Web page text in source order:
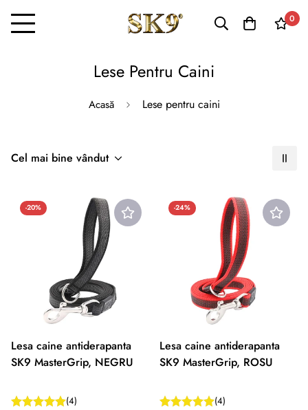
0
Lese Pentru Caini
Acasă Lese pentru caini
Cel mai bine vândut
-20%
Lesa caine antiderapanta
SK9 MasterGrip, NEGRU
(4)
-24%
Lesa caine antiderapanta
SK9 MasterGrip, ROSU
(4)